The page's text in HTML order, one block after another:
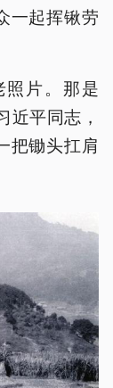
一起挥锹劳
片。那是
近平同志，
把锄头扛肩